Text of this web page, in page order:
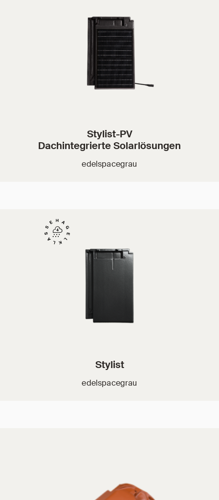
Stylist-PV
Dachintegrierte Solarlösungen
edelspacegrau
Stylist
edelspacegrau